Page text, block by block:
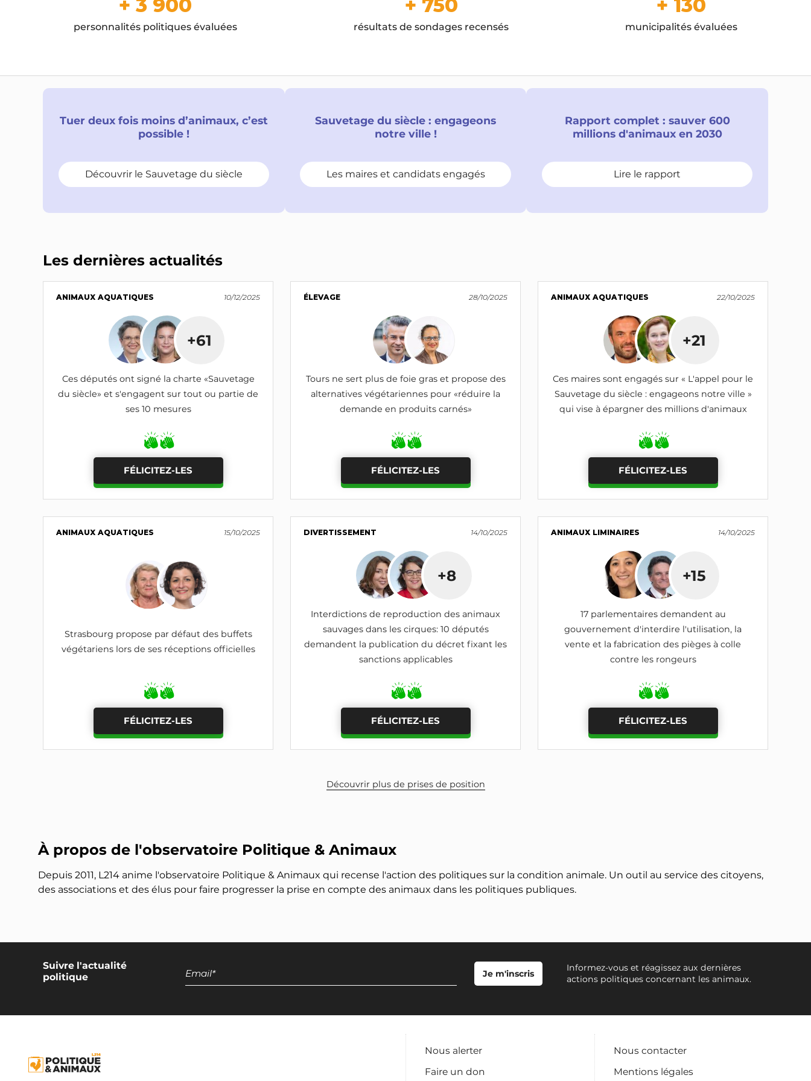
+ 3 900
personnalités politiques évaluées
+ 750
résultats de sondages recensés
+ 130
municipalités évaluées
Tuer deux fois moins d’animaux, c’est
possible !
Découvrir le Sauvetage du siècle
Sauvetage du siècle : engageons
notre ville !
Les maires et candidats engagés
Rapport complet : sauver 600
millions d'animaux en 2030
Lire le rapport
Les dernières actualités
ANIMAUX AQUATIQUES 10/12/2025
+61
Ces députés ont signé la charte «Sauvetage
du siècle» et s'engagent sur tout ou partie de
ses 10 mesures
FÉLICITEZ-LES
ÉLEVAGE 28/10/2025
Tours ne sert plus de foie gras et propose des
alternatives végétariennes pour «réduire la
demande en produits carnés»
FÉLICITEZ-LES
ANIMAUX AQUATIQUES 22/10/2025
+21
Ces maires sont engagés sur « L'appel pour le
Sauvetage du siècle : engageons notre ville »
qui vise à épargner des millions d'animaux
FÉLICITEZ-LES
ANIMAUX AQUATIQUES 15/10/2025
Strasbourg propose par défaut des buffets
végétariens lors de ses réceptions officielles
FÉLICITEZ-LES
DIVERTISSEMENT 14/10/2025
+8
Interdictions de reproduction des animaux
sauvages dans les cirques: 10 députés
demandent la publication du décret fixant les
sanctions applicables
FÉLICITEZ-LES
ANIMAUX LIMINAIRES 14/10/2025
+15
17 parlementaires demandent au
gouvernement d'interdire l'utilisation, la
vente et la fabrication des pièges à colle
contre les rongeurs
FÉLICITEZ-LES
Découvrir plus de prises de position
À propos de l'observatoire Politique & Animaux
Depuis 2011, L214 anime l'observatoire Politique & Animaux qui recense l'action des politiques sur la condition animale. Un outil au service des citoyens,
des associations et des élus pour faire progresser la prise en compte des animaux dans les politiques publiques.
Suivre l'actualité
politique
Informez-vous et réagissez aux dernières
actions politiques concernant les animaux.
Nous alerter
Faire un don
Nous contacter
Mentions légales